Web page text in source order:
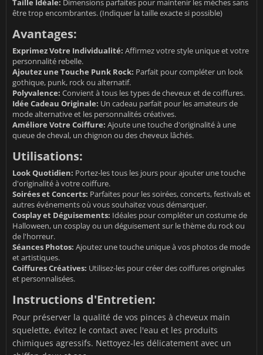
Taille Idéale: Dimensions parfaites pour maintenir les mèches sans
être trop encombrantes. (Indiquer la taille exacte si possible)
Avantages:
Exprimez Votre Individualité: Affirmez votre style unique et votre
personnalité rebelle.
Ajoutez une Touche Punk Rock: Parfait pour compléter un look
gothique, punk, rock ou alternatif.
Polyvalence: Convient à tous les types de cheveux et de coiffures.
Idée Cadeau Originale: Un cadeau parfait pour les amateurs de
mode alternative et les personnalités créatives.
Améliore Votre Coiffure: Ajoute une touche d'originalité à une
queue de cheval, un chignon ou des cheveux lâchés.
Utilisations:
Look Quotidien: Portez-les tous les jours pour ajouter une touche
d'originalité à votre coiffure.
Soirées et Concerts: Parfaites pour les soirées, concerts, festivals et
autres événements où vous souhaitez vous démarquer.
Cosplay et Déguisements: Idéales pour compléter un costume de
Halloween, un cosplay ou un déguisement sur le thème du rock ou
de l'horreur.
Séances Photos: Ajoutez une touche unique à vos photos de mode
et artistiques.
Coiffures Créatives: Utilisez-les pour créer des coiffures originales
et personnalisées.
Instructions d'Entretien:
Pour préserver la qualité de vos pinces à cheveux main
squelette, évitez le contact avec l'eau et les produits
chimiques agressifs. Nettoyez-les délicatement avec un